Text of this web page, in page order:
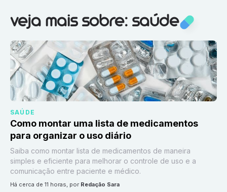
Veja mais sobre:Saúde
veja mais sobre: saúde
SAÚDE
Como montar uma lista de medicamentos
para organizar o uso diário
Saiba como montar lista de medicamentos de maneira
simples e eficiente para melhorar o controle de uso e a
comunicação entre paciente e médico.
há cerca de 11 horas, por Redação Sara